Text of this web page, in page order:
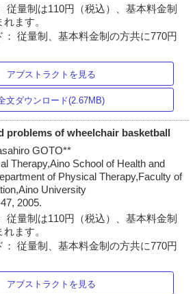
従量制は110円（税込）、基本料金制
ます。
従量制、基本料金制の方共に770円
アブストラクトを見る
文ダウンロード(2.67MB)
problems of wheelchair basketball
GOTO**
Therapy,Aino School of Health and
of Physical Therapy,Faculty of
University
2005.
従量制は110円（税込）、基本料金制
ます。
従量制、基本料金制の方共に770円
アブストラクトを見る